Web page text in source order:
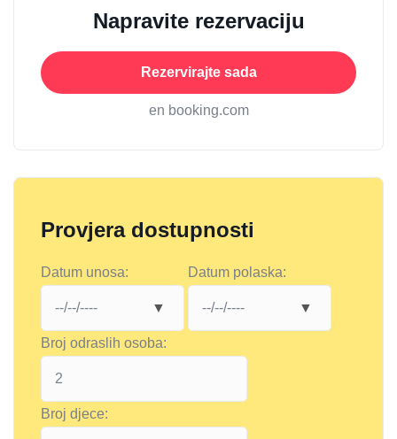
Napravite rezervaciju
Rezervirajte sada
en booking.com
Provjera dostupnosti
Datum unosa: Datum polaska:
Broj odraslih osoba:
Broj djece: